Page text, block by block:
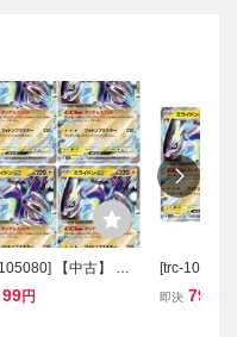
【中古】 ポ
カードゲーム ミラ
99円
[trc-
ケモンカー
即決 79